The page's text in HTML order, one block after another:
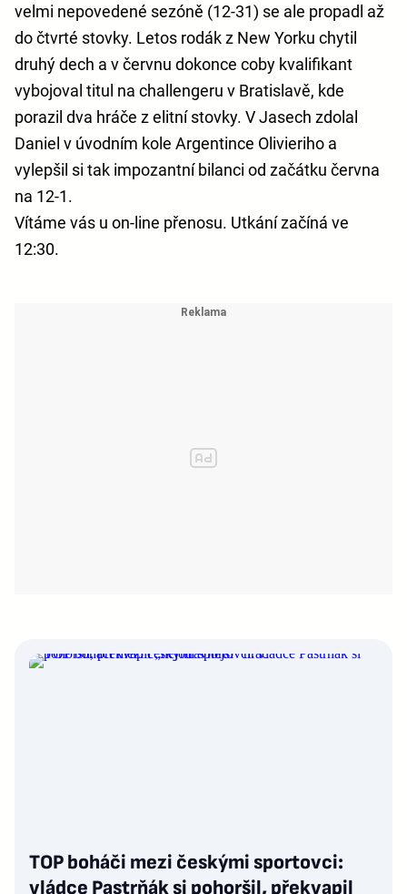
velmi nepovedené sezóně (12-31) se ale propadl až
do čtvrté stovky. Letos rodák z New Yorku chytil
druhý dech a v červnu dokonce coby kvalifikant
vybojoval titul na challengeru v Bratislavě, kde
porazil dva hráče z elitní stovky. V Jasech zdolal
Daniel v úvodním kole Argentince Olivieriho a
vylepšil si tak impozantní bilanci od začátku června
na 12-1.
Vítáme vás u on-line přenosu. Utkání začíná ve
12:30.
TOP boháči mezi českými sportovci:
vládce Pastrňák si pohoršil, překvapil